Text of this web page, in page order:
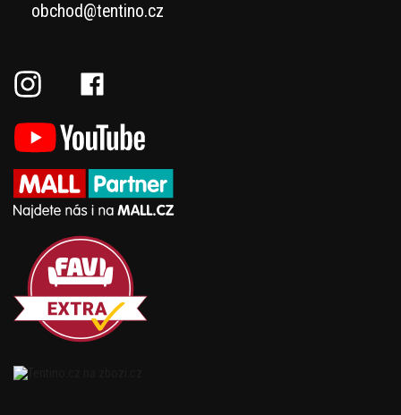
obchod@tentino.cz